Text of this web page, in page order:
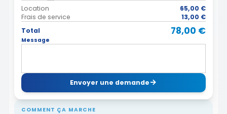
Location
65,00 €
Frais de service
13,00 €
Total
78,00 €
Message
Envoyer une demande
COMMENT ÇA MARCHE